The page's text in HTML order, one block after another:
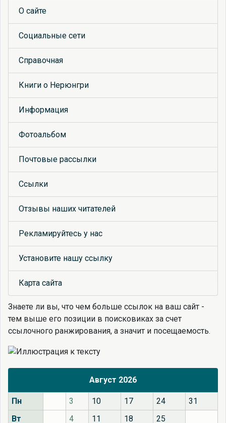
О сайте
Социальные сети
Справочная
Книги о Нерюнгри
Информация
Фотоальбом
Почтовые рассылки
Ссылки
Отзывы наших читателей
Рекламируйтесь у нас
Установите нашу ссылку
Карта сайта
Знаете ли вы, что чем больше ссылок на ваш сайт -
тем выше его позиции в поисковиках за счет
ссылочного ранжирования, а значит и посещаемость.
Август 2026
Пн 3 10 17 24
31
Вт
4 11 18 25